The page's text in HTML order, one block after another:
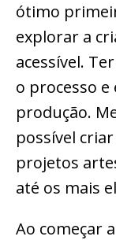
ótimo
explorar a
acessível.
o processo
produção.
possível
projetos
até os mais
Ao começar